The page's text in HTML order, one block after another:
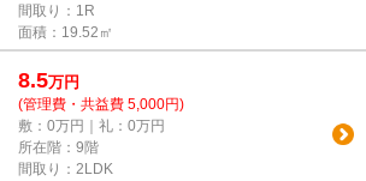
間取り：1R
面積：19.52㎡
8.5万円
(管理費・共益費 5,000円)
敷：0万円｜礼：0万円
所在階：9階
間取り：2LDK